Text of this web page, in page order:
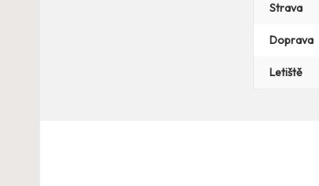
Strava
Doprava
Letiště